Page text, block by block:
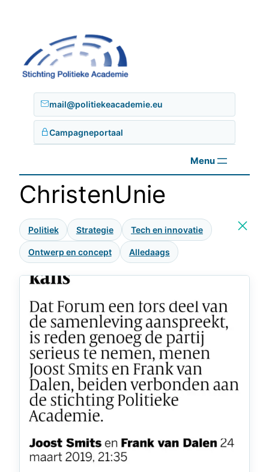
inhoud
mail@politiekeacademie.eu
Campagneportaal
ChristenUnie
Politiek Strategie Tech en innovatie
Ontwerp en concept Alledaags